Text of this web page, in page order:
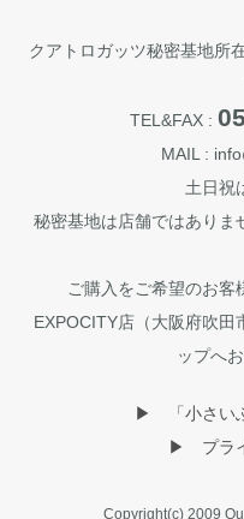
クアトロガッツ秘密基地
TEL&FAX :
MAIL :
土日祝
秘密基地は店舗ではありま
ご購入をご希望のお客
EXPOCITY店（大阪府吹田
ップへ
▶︎ 「小さい
▶︎ プラ
Copyright(c) 2009